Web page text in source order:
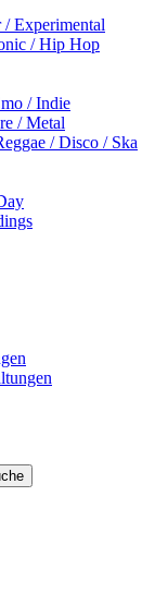
Experimental
/ Hip Hop
/ Indie
/ Metal
/ Disco / Ska